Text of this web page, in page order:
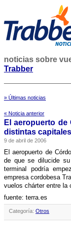
noticias sobre
Trabber
» Últimas noticias
« Noticia anterior
El aeropuerto
distintas
9 de abril de 2006
El aeropuerto de
de que se dilucide
terminal podrí­a
empresa cordobesa
vuelos chárter entre la
fuente: terra.es
Categoría: Otros